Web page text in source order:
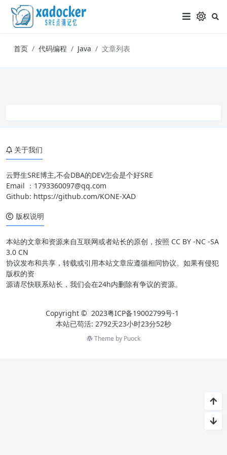
首页 代码编程 Java 文章列表
关于我们
云野生SRE博主,不会DBA的DEV怎会是个好SRE
Email ： 1793360097@qq.com
Github: https://github.com/KONE-XAD
版权说明
本站的文章和资源来自互联网或者站长的原创，按照 CC BY -NC -SA
3.0 CN
协议发布和共享，转载或引用本站文章应遵循相同协议。如果有侵犯
版权的资
源请尽快联系站长，我们会在24h内删除有争议的资源。
Copyright © 2023粤ICP备19002799号-1
本站已苟活: 2792天23小时23分52秒
Theme by Puock